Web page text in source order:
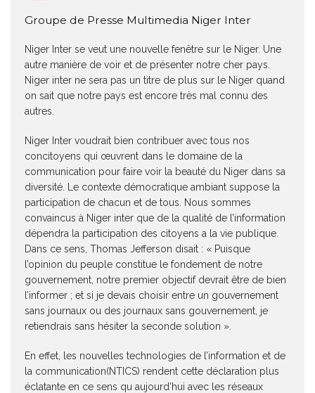
Groupe de Presse Multimedia Niger Inter
Niger Inter se veut une nouvelle fenêtre sur le Niger. Une
autre manière de voir et de présenter notre cher pays.
Niger inter ne sera pas un titre de plus sur le Niger quand
on sait que notre pays est encore très mal connu des
autres.
Niger Inter voudrait bien contribuer avec tous nos
concitoyens qui œuvrent dans le domaine de la
communication pour faire voir la beauté du Niger dans sa
diversité. Le contexte démocratique ambiant suppose la
participation de chacun et de tous. Nous sommes
convaincus à Niger inter que de la qualité de l’information
dépendra la participation des citoyens a la vie publique.
Dans ce sens, Thomas Jefferson disait : « Puisque
l’opinion du peuple constitue le fondement de notre
gouvernement, notre premier objectif devrait être de bien
l’informer ; et si je devais choisir entre un gouvernement
sans journaux ou des journaux sans gouvernement, je
retiendrais sans hésiter la seconde solution ».
En effet, les nouvelles technologies de l’information et de
la communication(NTICS) rendent cette déclaration plus
éclatante en ce sens qu aujourd’hui avec les réseaux